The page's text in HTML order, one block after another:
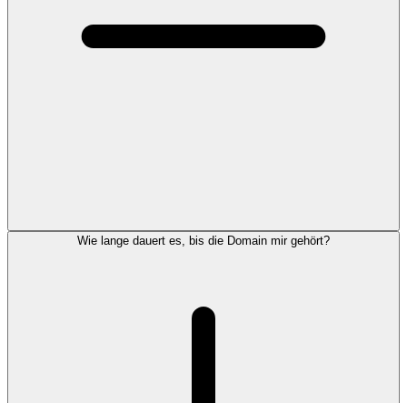
Wie lange dauert es, bis die Domain mir gehört?